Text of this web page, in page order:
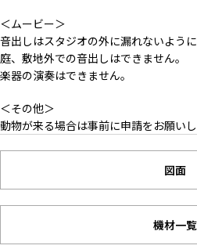
＜ムービー＞
音出しはスタジオの外に漏れないように
庭、敷地外での音出しはできません。
楽器の演奏はできません。
＜その他＞
動物が来る場合は事前に申請をお願いし
図面
機材一覧